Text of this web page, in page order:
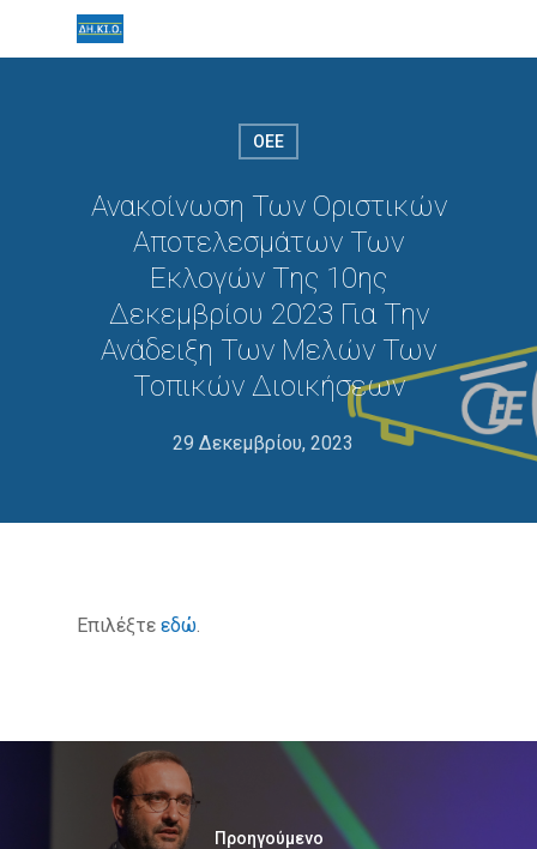
ΟΕΕ
Ανακοίνωση Των Οριστικών
Αποτελεσμάτων Των
Εκλογών Της 10ης
Δεκεμβρίου 2023 Για Την
Ανάδειξη Των Μελών Των
Τοπικών Διοικήσεων
29 Δεκεμβρίου, 2023
Επιλέξτε εδώ.
Προηγούμενο